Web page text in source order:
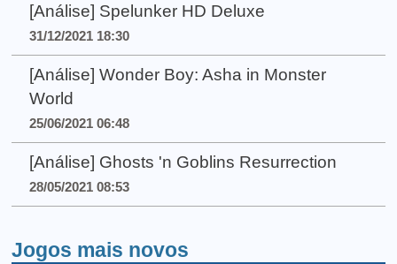
[Análise] Spelunker HD Deluxe
31/12/2021 18:30
[Análise] Wonder Boy: Asha in Monster
World
25/06/2021 06:48
[Análise] Ghosts 'n Goblins Resurrection
28/05/2021 08:53
Jogos mais novos